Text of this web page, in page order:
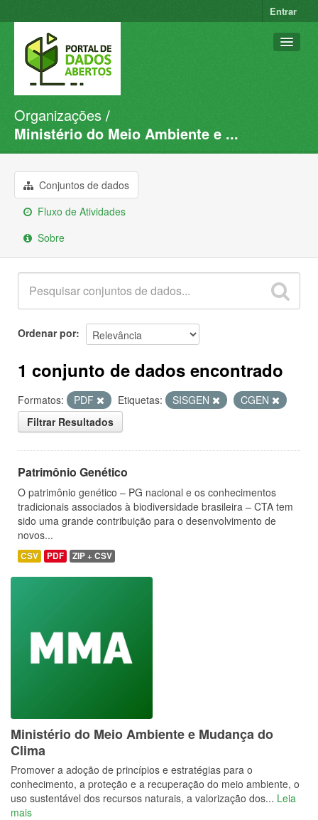
Entrar
Conjuntos de dados
Organizações
Sobre
Organizações
Ministério do Meio Ambiente e ...
Conjuntos de dados
Fluxo de Atividades
Sobre
Ordenar por
1 conjunto de dados encontrado
Formatos: PDF Etiquetas: SISGEN
CGEN
Filtrar Resultados
Patrimônio Genético
O patrimônio genético – PG nacional e os conhecimentos
tradicionais associados à biodiversidade brasileira – CTA tem
sido uma grande contribuição para o desenvolvimento de
novos...
CSV PDF ZIP + CSV
Ministério do Meio Ambiente e Mudança do
Clima
Promover a adoção de princípios e estratégias para o
conhecimento, a proteção e a recuperação do meio ambiente, o
uso sustentável dos recursos naturais, a valorização dos... Leia
mais